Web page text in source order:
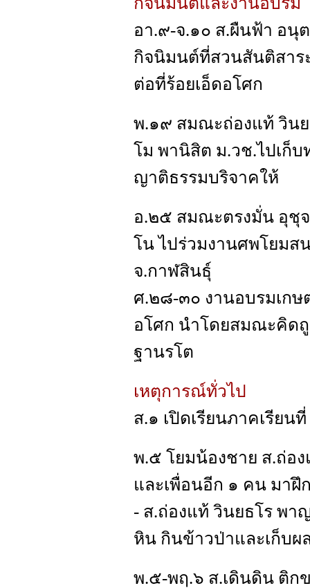
อา.๙-จ.๑๐ ส.ผืนฟ้า อนุ
กิจนิมนต์ที่สวนสันติสาร
ต่อที่ร้อยเอ็ดอโศก
พ.๑๙ สมณะถ่องแท้ วิน
โม พานิสิต ม.วช.ไปเก็
ญาติธรรมบริจาคให้
อ.๒๕ สมณะตรงมั่น อุชุ
โน ไปร่วมงานศพโยมส
จ.กาฬสินธุ์
ศ.๒๘-๓๐ งานอบรมเกษ
อโศก นำโดยสมณะคิด
ฐานรโต
เหตุการณ์ทั่วไป
ส.๑ เปิดเรียนภาคเรีย
พ.๕ โยมน้องชาย ส.ถ่อ
และเพื่อนอีก ๑ คน มาฝึ
- ส.ถ่องแท้ วินยธโร พ
หิน กินข้าวป่าและเก็บผ
พ.๕-พฤ.๖ ส.เดินดิน ติก